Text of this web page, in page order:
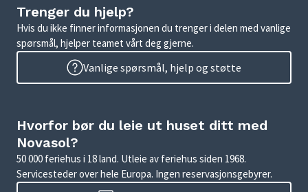
Trenger du hjelp?
Hvis du ikke finner informasjonen du trenger i delen med vanlige
spørsmål, hjelper teamet vårt deg gjerne.
Vanlige spørsmål, hjelp og støtte
Hvorfor bør du leie ut huset ditt med
Novasol?
50 000 feriehus i 18 land. Utleie av feriehus siden 1968.
Servicesteder over hele Europa. Ingen reservasjonsgebyrer.